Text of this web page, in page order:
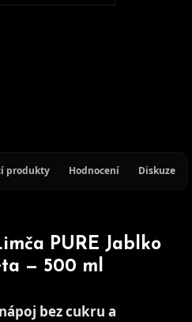
produkty Hodnocení Diskuze
PURE Jablko
— 500 ml
bez cukru a